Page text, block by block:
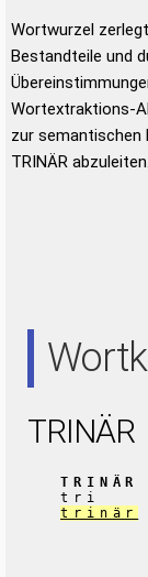
Wortwurzel
Bestandteile und
Wortextraktions-
zur semantischen
TRINÄR abzuleiten.
TRINÄR
TRINÄR
tri
trinär